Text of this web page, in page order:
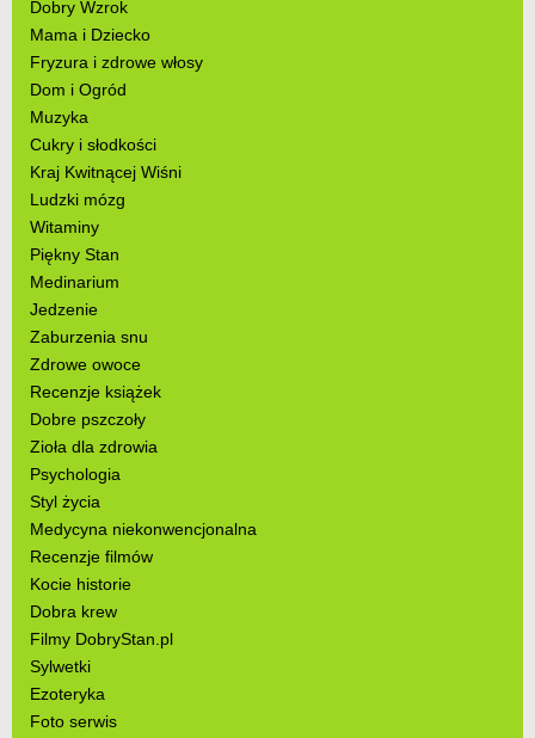
Dobry Wzrok
Mama i Dziecko
Fryzura i zdrowe włosy
Dom i Ogród
Muzyka
Cukry i słodkości
Kraj Kwitnącej Wiśni
Ludzki mózg
Witaminy
Piękny Stan
Medinarium
Jedzenie
Zaburzenia snu
Zdrowe owoce
Recenzje książek
Dobre pszczoły
Zioła dla zdrowia
Psychologia
Styl życia
Medycyna niekonwencjonalna
Recenzje filmów
Kocie historie
Dobra krew
Filmy DobryStan.pl
Sylwetki
Ezoteryka
Foto serwis